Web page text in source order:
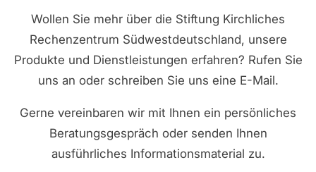
Wollen Sie mehr über die Stiftung Kirchliches
Rechenzentrum Südwestdeutschland, unsere
Produkte und Dienstleistungen erfahren? Rufen Sie
uns an oder schreiben Sie uns eine E-Mail.
Gerne vereinbaren wir mit Ihnen ein persönliches
Beratungsgespräch oder senden Ihnen
ausführliches Informationsmaterial zu.